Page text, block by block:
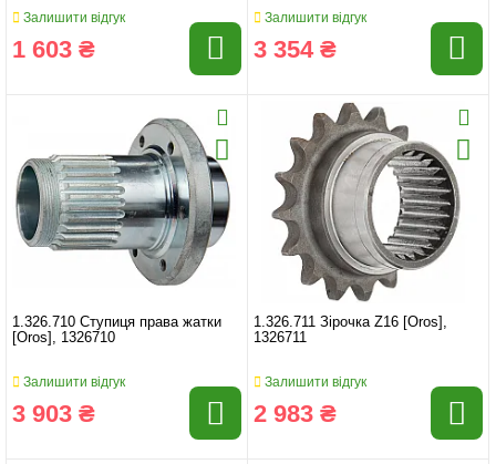
Залишити відгук
1 603 ₴
Залишити відгук
3 354 ₴
1.326.710 Ступиця права жатки
[Oros], 1326710
Залишити відгук
3 903 ₴
1.326.711 Зірочка Z16 [Oros],
1326711
Залишити відгук
2 983 ₴